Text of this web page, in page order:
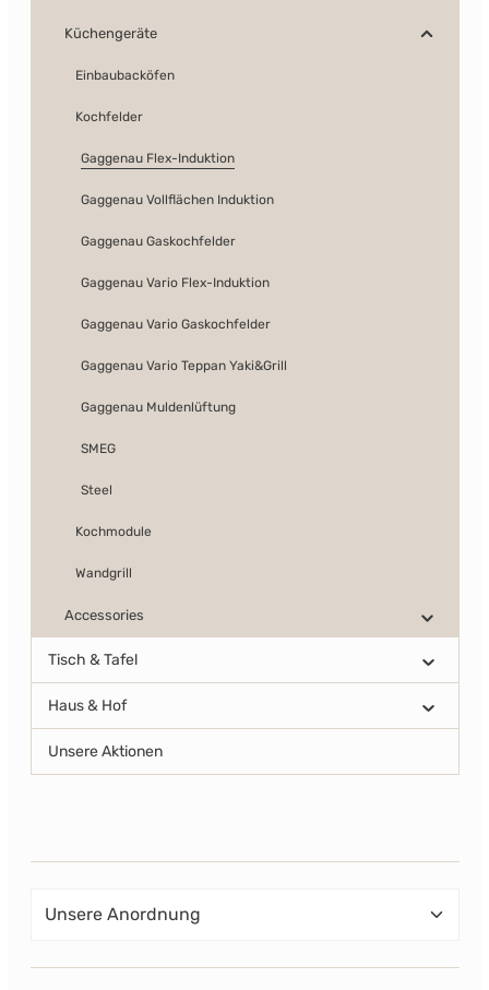
Küchengeräte
Einbaubacköfen
Kochfelder
Gaggenau Flex-Induktion
Gaggenau Vollflächen Induktion
Gaggenau Gaskochfelder
Gaggenau Vario Flex-Induktion
Gaggenau Vario Gaskochfelder
Gaggenau Vario Teppan Yaki&Grill
Gaggenau Muldenlüftung
SMEG
Steel
Kochmodule
Wandgrill
Accessories
Tisch & Tafel
Haus & Hof
Unsere Aktionen